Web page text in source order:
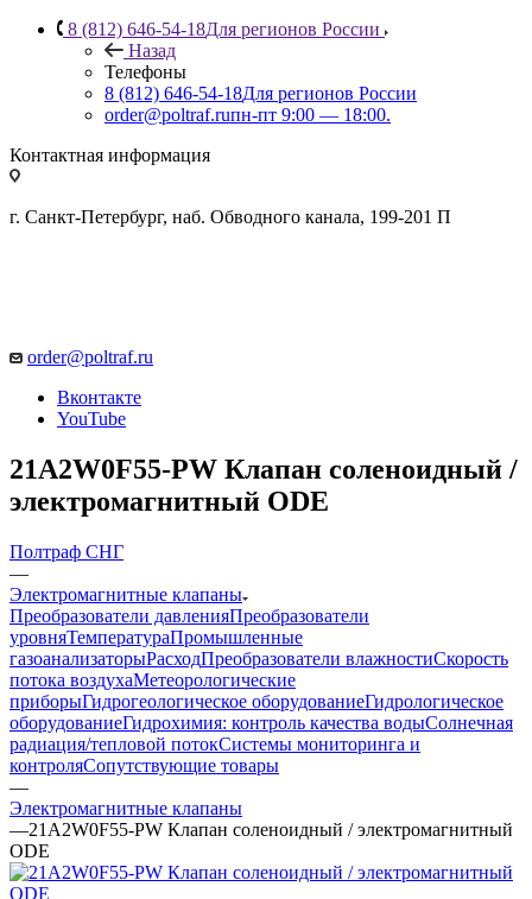
8 (812) 646-54-18Для регионов России
Назад
Телефоны
8 (812) 646-54-18Для регионов России
order@poltraf.ruпн-пт 9:00 — 18:00.
Контактная информация
г. Санкт-Петербург, наб. Обводного канала, 199-201 П
order@poltraf.ru
Вконтакте
YouTube
21A2W0F55-PW Клапан соленоидный /
электромагнитный ODE
Полтраф СНГ
—
Электромагнитные клапаны
Преобразователи давленияПреобразователи
уровняТемператураПромышленные
газоанализаторыРасходПреобразователи влажностиСкорость
потока воздухаМетеорологические
приборыГидрогеологическое оборудованиеГидрологическое
оборудованиеГидрохимия: контроль качества водыСолнечная
радиация/тепловой потокСистемы мониторинга и
контроляСопутствующие товары
—
Электромагнитные клапаны
—21A2W0F55-PW Клапан соленоидный / электромагнитный
ODE